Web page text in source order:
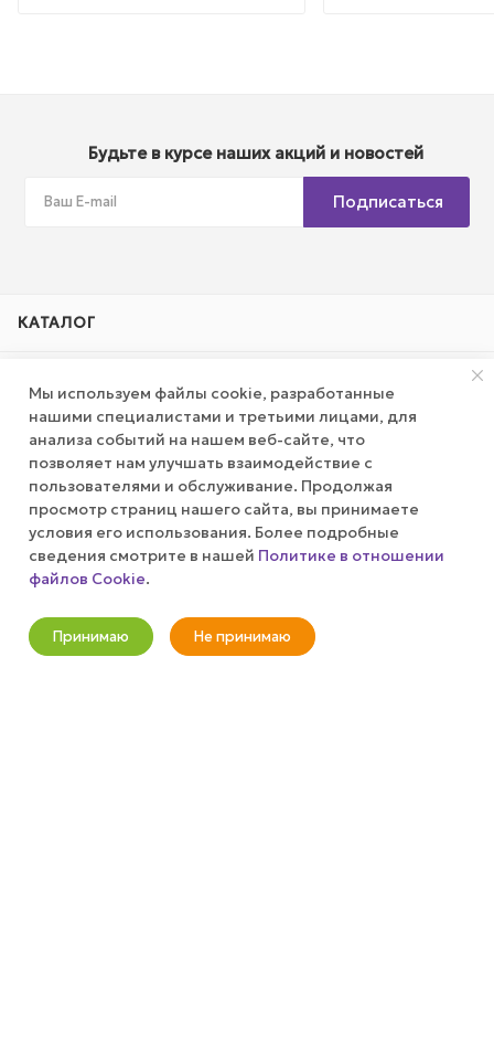
Будьте в курсе наших акций и новостей
Подписаться
КАТАЛОГ
КОМПАНИЯ
ПУБЛИЧНАЯ ОФЕРТА
КАК СДЕЛАТЬ ЗАКАЗ?
+7 (800) 100-37-51
Мы используем файлы cookie, разработанные
нашими специалистами и третьими лицами, для
анализа событий на нашем веб-сайте, что
позволяет нам улучшать взаимодействие с
пользователями и обслуживание. Продолжая
просмотр страниц нашего сайта, вы принимаете
условия его использования. Более подробные
сведения смотрите в нашей Политике в отношении
файлов Cookie.
Принимаю Не принимаю